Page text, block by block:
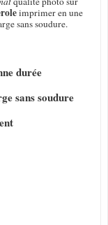
imprimer en une
sans soudure.
durée
sans soudure